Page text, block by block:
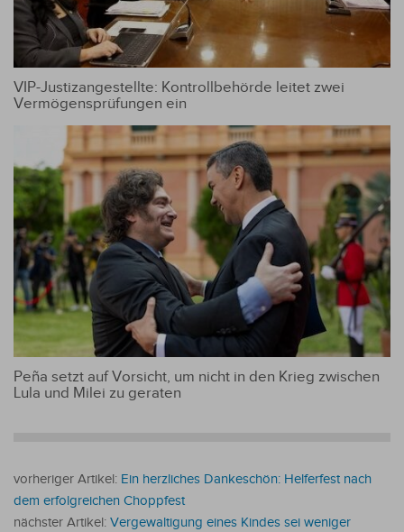
VIP-Justizangestellte: Kontrollbehörde leitet zwei
Vermögensprüfungen ein
Peña setzt auf Vorsicht, um nicht in den Krieg zwischen
Lula und Milei zu geraten
vorheriger Artikel: Ein herzliches Dankeschön: Helferfest nach
dem erfolgreichen Choppfest
nächster Artikel: Vergewaltigung eines Kindes sei weniger